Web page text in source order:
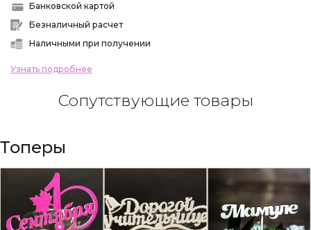
Банковской картой
Безналичный расчет
Наличными при получении
Узнать подробнее
Сопутствующие товары
Топеры